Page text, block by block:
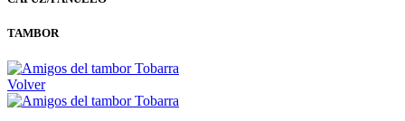
TAMBOR
Volver